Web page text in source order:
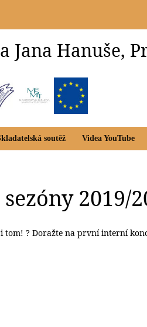
Jana Hanuše,
soutěž Videa YouTube
2019/
tom! ? Doražte na první interní